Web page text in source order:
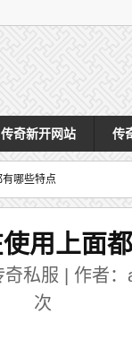
传奇新开网站 传
哪些特点
用上面
私服 | 作者
次